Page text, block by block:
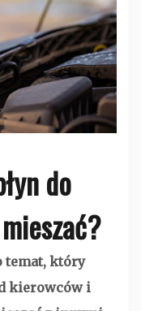
do
temat, który
kierowców i